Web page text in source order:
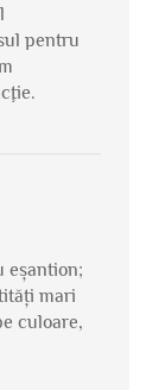
pentru
eșantion;
mari
culoare,